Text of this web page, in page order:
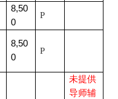
8,50
0
P
8,50
0
P
未提供
导师辅